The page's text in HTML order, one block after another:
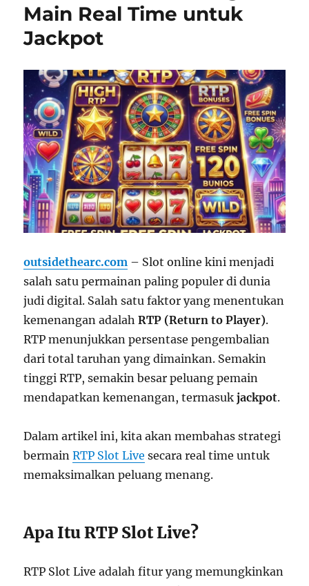
Main Real Time untuk
Jackpot
outsidethearc.com – Slot online kini menjadi
salah satu permainan paling populer di dunia
judi digital. Salah satu faktor yang menentukan
kemenangan adalahRTP (Return to Player).
RTP menunjukkan persentase pengembalian
dari total taruhan yang dimainkan. Semakin
tinggi RTP, semakin besar peluang pemain
mendapatkan kemenangan, termasukjackpot.
Dalam artikel ini, kita akan membahas strategi
bermainRTP Slot Live secara real time untuk
memaksimalkan peluang menang.
Apa Itu RTP Slot Live?
RTP Slot Live adalah fitur yang memungkinkan